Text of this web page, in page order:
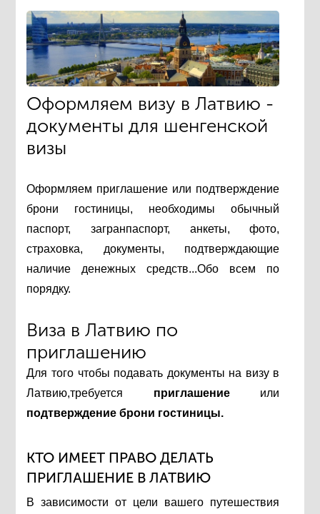
Оформляем визу в Латвию -
документы для шенгенской
визы
Оформляем приглашение или подтверждение
брони гостиницы, необходимы обычный
паспорт, загранпаспорт, анкеты, фото,
страховка, документы, подтверждающие
наличие денежных средств...Обо всем по
порядку.
Виза в Латвию по
приглашению
Для того чтобы подавать документы на визу в
Латвию,требуется приглашениеили
подтверждение брони гостиницы.
КТО ИМЕЕТ ПРАВО ДЕЛАТЬ
ПРИГЛАШЕНИЕ В ЛАТВИЮ
В зависимости от цели вашего путешествия